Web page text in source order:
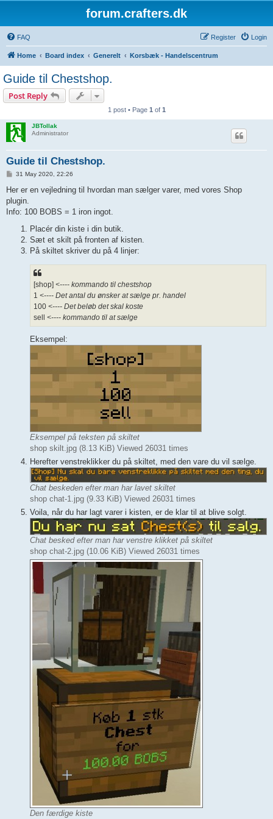
forum.crafters.dk
FAQ Login
Register
Home Board index Generelt Korsbæk - Handelscentrum
Guide til Chestshop.
Post Reply
1 post • Page 1 of 1
JBTollak
Administrator
Guide til Chestshop.
P
s
31 May 2020, 22:26
Her er en vejledning til hvordan man sælger varer, med vores Shop
plugin.
Info: 100 BOBS = 1 iron ingot.
Placér din kiste i din butik.
Sæt et skilt på fronten af kisten.
På skiltet skriver du på 4 linjer:
[shop] <---- kommando til chestshop
1 <---- Det antal du ønsker at sælge pr. handel
100 <---- Det beløb det skal koste
sell <---- kommando til at sælge
Eksempel:
Eksempel på teksten på skiltet
shop skilt.jpg (8.13 KiB) Viewed 26031 times
Herefter venstreklikker du på skiltet, med den vare du vil sælge.
Chat beskeden efter man har lavet skiltet
shop chat-1.jpg (9.33 KiB) Viewed 26031 times
Voila, når du har lagt varer i kisten, er de klar til at blive solgt.
Chat besked efter man har venstre klikket på skiltet
shop chat-2.jpg (10.06 KiB) Viewed 26031 times
Den færdige kiste